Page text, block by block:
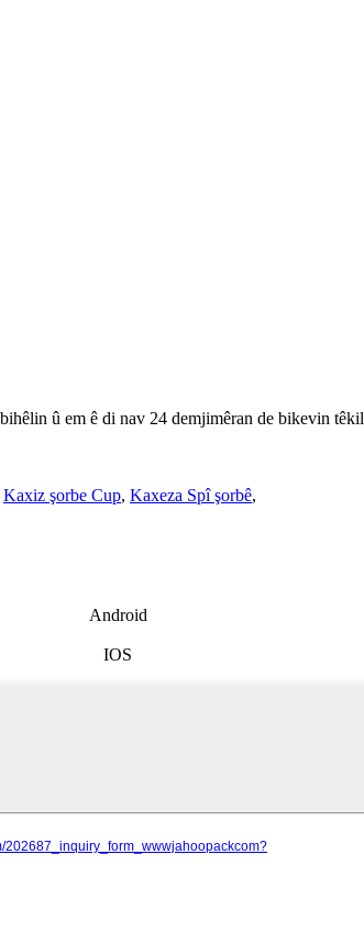
û em ê di nav 24 demjimêran de bikevin
Kaxiz şorbe Cup, Kaxeza Spî şorbê,
Android
IOS